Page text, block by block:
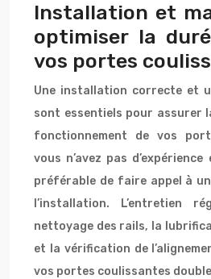
Installation et
optimiser la
vos portes
Une installation correcte et
sont essentiels pour assurer
fonctionnement de vos
vous n’avez pas
préférable de faire appel à
l’installation. L’entretien
nettoyage des rails, la
et la vérification de
vos portes coulissantes